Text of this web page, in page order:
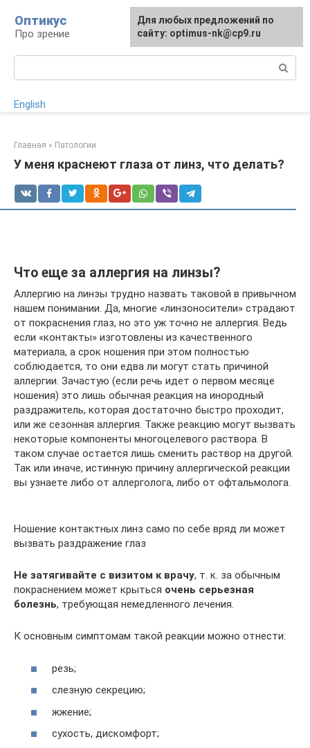
контенту
Оптикус
Про зрение
English
Главная » Патологии
У меня краснеют глаза от линз, что делать?
Что еще за аллергия на линзы?
Аллергию на линзы трудно назвать таковой в привычном
нашем понимании. Да, многие «линзоносители» страдают
от покраснения глаз, но это уж точно не аллергия. Ведь
если «контакты» изготовлены из качественного
материала, а срок ношения при этом полностью
соблюдается, то они едва ли могут стать причиной
аллергии. Зачастую (если речь идет о первом месяце
ношения) это лишь обычная реакция на инородный
раздражитель, которая достаточно быстро проходит,
или же сезонная аллергия. Также реакцию могут вызвать
некоторые компоненты многоцелевого раствора. В
таком случае остается лишь сменить раствор на другой.
Так или иначе, истинную причину аллергической реакции
вы узнаете либо от аллерголога, либо от офтальмолога.
Ношение контактных линз само по себе вряд ли может
вызвать раздражение глаз
Не затягивайте с визитом к врачу, т. к. за обычным
покраснением может крыться очень серьезная
болезнь, требующая немедленного лечения.
К основным симптомам такой реакции можно отнести:
резь;
слезную секрецию;
жжение;
сухость, дискомфорт;
Для любых предложений по
сайту: optimus-nk@cp9.ru